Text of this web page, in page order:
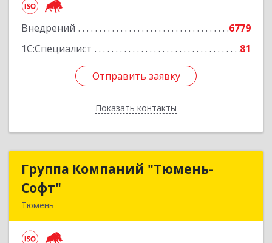
Внедрений
6779
1С:Специалист
81
Отправить заявку
Показать контакты
Отправить заявку
Назад
Группа Компаний "Тюмень-
Софт"
Тюмень
Группа Компаний "Тюмень-